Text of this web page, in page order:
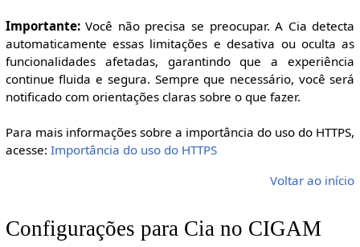
Importante:Você não precisa se preocupar. A Cia detecta
automaticamente essas limitações e desativa ou oculta as
funcionalidades afetadas, garantindo que a experiência
continue fluida e segura. Sempre que necessário, você será
notificado com orientações claras sobre o que fazer.
Para mais informações sobre a importância do uso do HTTPS,
acesse: Importância do uso do HTTPS
Voltar ao início
Configurações para Cia no CIGAM